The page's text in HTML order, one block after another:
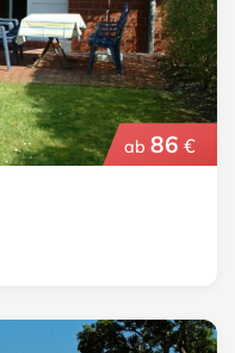
ab 86 €